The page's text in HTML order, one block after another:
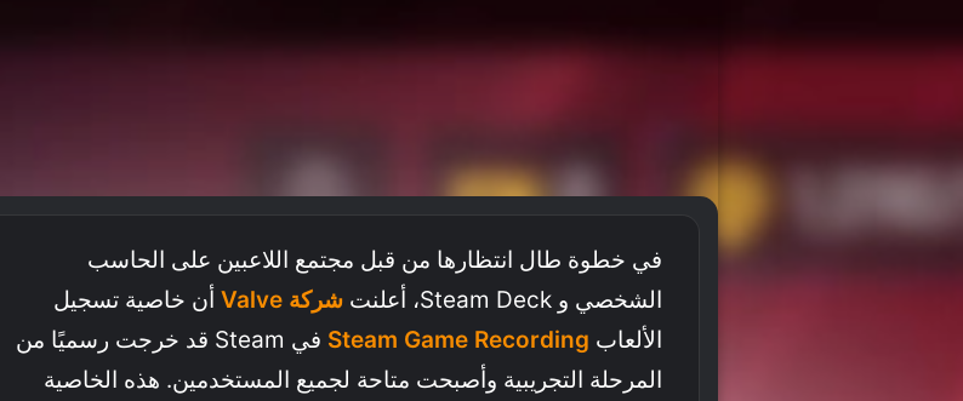
في خطوة طال انتظارها من قبل مجتمع اللاعبين على الحاسب
الشخصي و Steam Deck، أعلنت
شركة Valve
أن خاصية تسجيل
الألعاب Steam Game Recording
في Steam قد خرجت رسميًا من
المرحلة التجريبية وأصبحت متاحة لجميع المستخدمين. هذه الخاصية